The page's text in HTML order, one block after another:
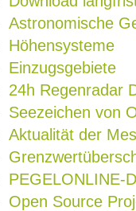
Astronomische
Höhensysteme
Einzugsgebiete
24h Regenradar
Seezeichen von
Aktualität der
PEGELONLINE-
Open Source